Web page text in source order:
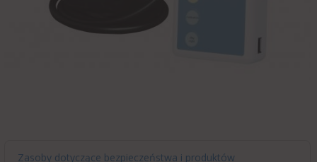
Zasoby dotyczące bezpieczeństwa i produktów